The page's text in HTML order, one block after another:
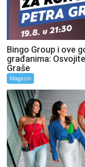
Bingo Group i ove
građanima:
Graše
Magazin